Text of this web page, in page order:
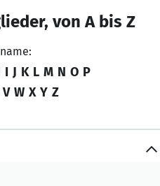
von A bis Z
I J K L M N O P
V W X Y Z